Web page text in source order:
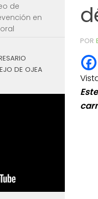
POR
de
en
DE OJEA